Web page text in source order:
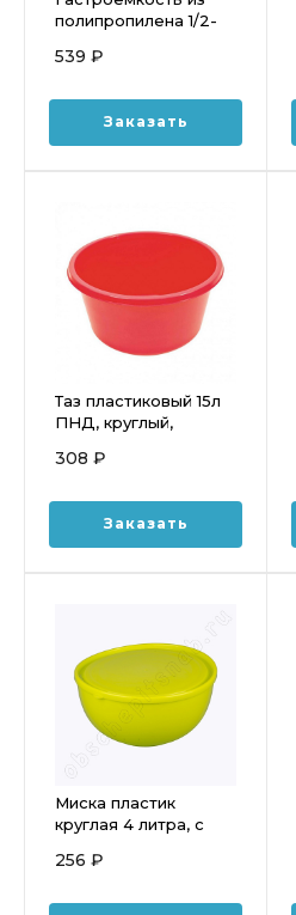
полипропилена 1/2-
h=65) 4 л
539 ₽
Заказать
Таз пластиковый 15л
ПНД, круглый,
308 ₽
Заказать
Миска пластик
круглая 4 литра, с
256 ₽